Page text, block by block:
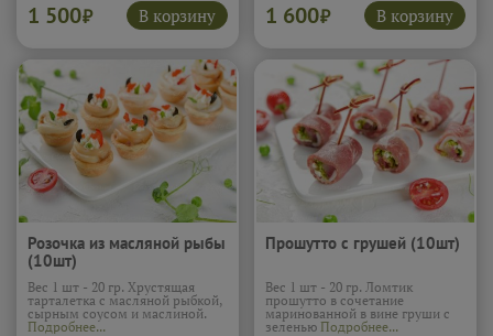
1 500₽ В корзину 1 600₽ В корзину
Розочка из масляной рыбы
(10шт)
Вес 1 шт - 20 гр. Хрустящая
тарталетка с масляной рыбкой,
сырным соусом и маслиной.
Подробнее...
Прошутто с грушей (10шт)
Вес 1 шт - 20 гр. Ломтик
прошутто в сочетание
маринованной в вине груши с
зеленью Подробнее...